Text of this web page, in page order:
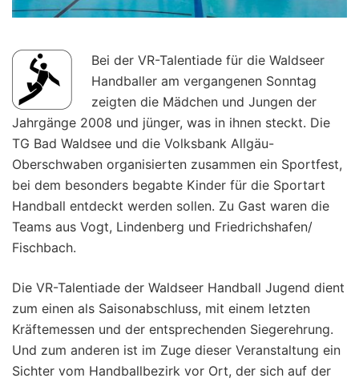
Bei der VR-Talentiade für die Waldseer
Handballer am vergangenen Sonntag
zeigten die Mädchen und Jungen der
Jahrgänge 2008 und jünger, was in ihnen steckt. Die
TG Bad Waldsee und die Volksbank Allgäu-
Oberschwaben organisierten zusammen ein Sportfest,
bei dem besonders begabte Kinder für die Sportart
Handball entdeckt werden sollen. Zu Gast waren die
Teams aus Vogt, Lindenberg und Friedrichshafen/
Fischbach.
Die VR-Talentiade der Waldseer Handball Jugend dient
zum einen als Saisonabschluss, mit einem letzten
Kräftemessen und der entsprechenden Siegerehrung.
Und zum anderen ist im Zuge dieser Veranstaltung ein
Sichter vom Handballbezirk vor Ort, der sich auf der